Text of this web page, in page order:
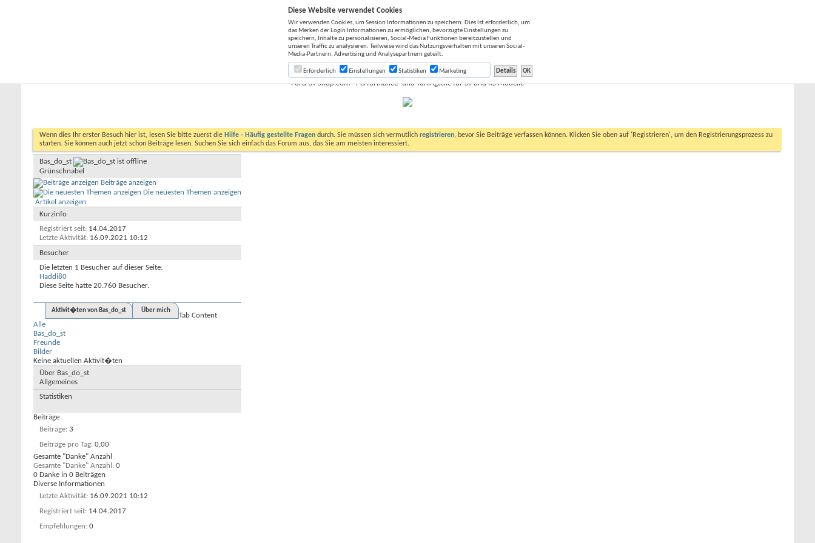
Ford-ST-Shop.com - Performance- und Tuningteile für ST und RS Modelle
Wenn dies Ihr erster Besuch hier ist, lesen Sie bitte zuerst die Hilfe - Häufig gestellte Fragen durch. Sie müssen sich vermutlich registrieren, bevor Sie Beiträge verfassen können. Klicken Sie oben auf 'Registrieren', um den Registrierungsprozess zu
starten. Sie können auch jetzt schon Beiträge lesen. Suchen Sie sich einfach das Forum aus, das Sie am meisten interessiert.
Bas_do_st
Grünschnabel
Beiträge anzeigen
Die neuesten Themen anzeigen
Artikel anzeigen
Kurzinfo
Registriert seit 14.04.2017
Letzte Aktivität 16.09.2021 10:12
Besucher
Die letzten 1 Besucher auf dieser Seite:
Haddi80
Diese Seite hatte 20.760 Besucher.
Aktivit�ten von Bas_do_st Über mich
Tab Content
Alle
Bas_do_st
Freunde
Bilder
Keine aktuellen Aktivit�ten
Über Bas_do_st
Allgemeines
Statistiken
Beiträge
Beiträge 3
Beiträge pro Tag 0,00
Gesamte "Danke" Anzahl
Gesamte "Danke" Anzahl
0
0 Danke in 0 Beiträgen
Diverse Informationen
Letzte Aktivität 16.09.2021 10:12
Registriert seit 14.04.2017
Empfehlungen 0
Diese Website verwendet Cookies
Wir verwenden Cookies, um Session Informationen zu speichern. Dies ist erforderlich, um
das Merken der Login Informationen zu ermöglichen, bevorzugte Einstellungen zu
speichern, Inhalte zu personalisieren, Social-Media Funktionen bereitzustellen und
unseren Traffic zu analysieren. Teilweise wird das Nutzungsverhalten mit unseren Social-
Media-Partnern, Advertising und Analysepartnern geteilt.
Erforderlich Einstellungen Statistiken Marketing